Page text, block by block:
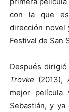
con la que
dirección novel
Festival de San
Después
Trovke (2013),
mejor película
Sebastián, y